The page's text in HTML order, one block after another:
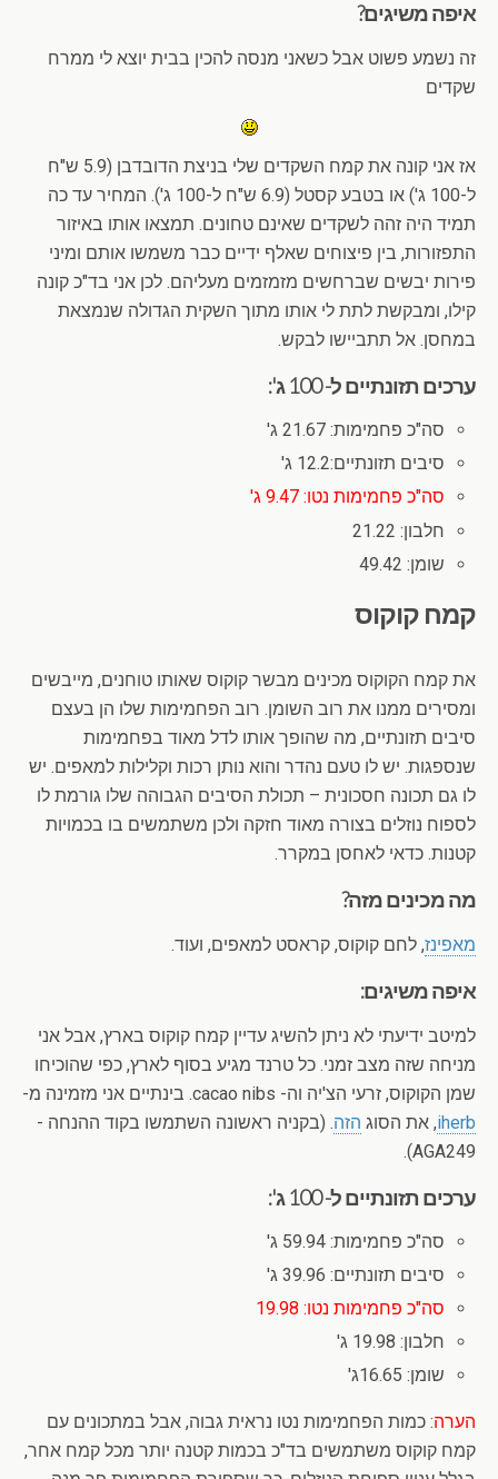
איפה משיגים?
זה נשמע פשוט אבל כשאני מנסה להכין בבית יוצא לי ממרח
שקדים
אז אני קונה את קמח השקדים שלי בניצת הדובדבן (5.9 ש"ח
ל-100 ג') או בטבע קסטל (6.9 ש"ח ל-100 ג'). המחיר עד כה
תמיד היה זהה לשקדים שאינם טחונים. תמצאו אותו באיזור
התפזורות, בין פיצוחים שאלף ידיים כבר משמשו אותם ומיני
פירות יבשים שברחשים מזמזמים מעליהם. לכן אני בד"כ קונה
קילו, ומבקשת לתת לי אותו מתוך השקית הגדולה שנמצאת
במחסן. אל תתביישו לבקש.
ערכים תזונתיים ל- 100 ג':
סה"כ פחמימות: 21.67 ג'
סיבים תזונתיים:12.2 ג'
סה"כ פחמימות נטו: 9.47 ג'
חלבון: 21.22
שומן: 49.42
קמח קוקוס
את קמח הקוקוס מכינים מבשר קוקוס שאותו טוחנים, מייבשים
ומסירים ממנו את רוב השומן. רוב הפחמימות שלו הן בעצם
סיבים תזונתיים, מה שהופך אותו לדל מאוד בפחמימות
שנספגות. יש לו טעם נהדר והוא נותן רכות וקלילות למאפים. יש
לו גם תכונה חסכונית – תכולת הסיבים הגבוהה שלו גורמת לו
לספוח נוזלים בצורה מאוד חזקה ולכן משתמשים בו בכמויות
קטנות. כדאי לאחסן במקרר.
מה מכינים מזה?
מאפינז, לחם קוקוס, קראסט למאפים, ועוד.
איפה משיגים:
למיטב ידיעתי לא ניתן להשיג עדיין קמח קוקוס בארץ, אבל אני
מניחה שזה מצב זמני. כל טרנד מגיע בסוף לארץ, כפי שהוכיחו
שמן הקוקוס, זרעי הצ'יה וה- cacao nibs. בינתיים אני מזמינה מ-
iherb, את הסוג הזה. (בקניה ראשונה השתמשו בקוד ההנחה -
AGA249).
ערכים תזונתיים ל- 100 ג':
סה"כ פחמימות: 59.94 ג'
סיבים תזונתיים: 39.96 ג'
סה"כ פחמימות נטו: 19.98
חלבון: 19.98 ג'
שומן: 16.65ג'
הערה: כמות הפחמימות נטו נראית גבוה, אבל במתכונים עם
קמח קוקוס משתמשים בד"כ בכמות קטנה יותר מכל קמח אחר,